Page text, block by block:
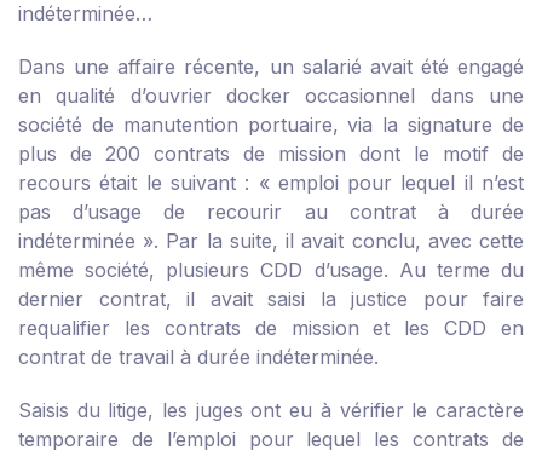
indéterminée…
Dans une affaire récente, un salarié avait été engagé
en qualité d’ouvrier docker occasionnel dans une
société de manutention portuaire, via la signature de
plus de 200 contrats de mission dont le motif de
recours était le suivant : « emploi pour lequel il n’est
pas d’usage de recourir au contrat à durée
indéterminée ». Par la suite, il avait conclu, avec cette
même société, plusieurs CDD d’usage. Au terme du
dernier contrat, il avait saisi la justice pour faire
requalifier les contrats de mission et les CDD en
contrat de travail à durée indéterminée.
Saisis du litige, les juges ont eu à vérifier le caractère
temporaire de l’emploi pour lequel les contrats de